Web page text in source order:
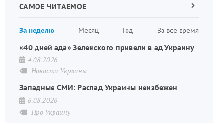
САМОЕ ЧИТАЕМОЕ
За неделю Месяц Год За все время
Следующая
«40 дней ада» Зеленского привели в ад Украину
4.08.2026
Новости Украины
Западные СМИ: Распад Украины неизбежен
6.08.2026
Про Украину